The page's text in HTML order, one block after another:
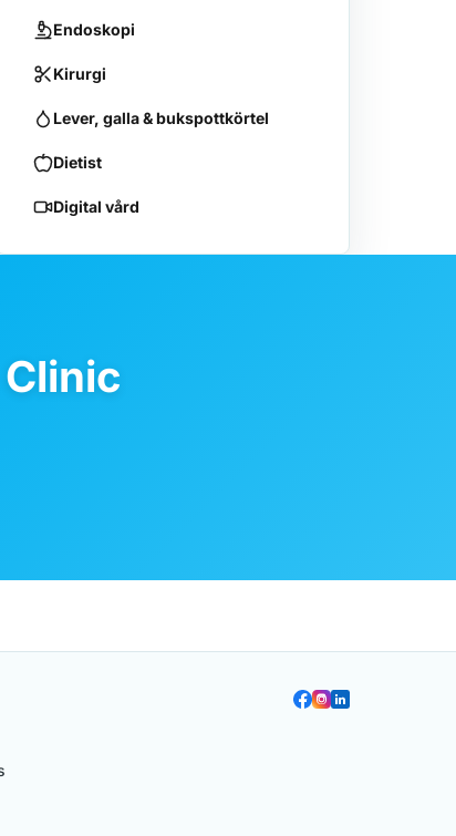
Endoskopi
Kirurgi
Lever, galla & bukspottkörtel
Dietist
Digital vård